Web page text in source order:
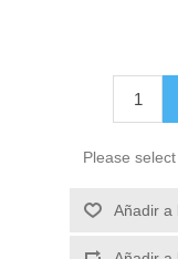
Please